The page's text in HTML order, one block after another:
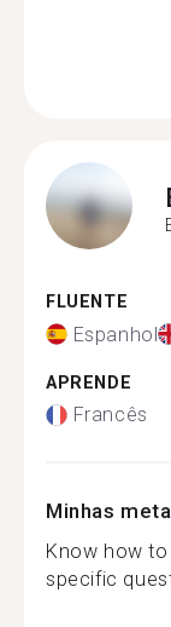
FLUENTE
Espanhol
APRENDE
Francês
Minhas
Know how
specific